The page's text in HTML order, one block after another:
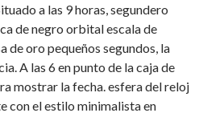
a las 9 horas, segundero
de negro orbital escala de
de oro pequeños segundos, la
A las 6 en punto de la caja de
mostrar la fecha. esfera del reloj
con el estilo minimalista en